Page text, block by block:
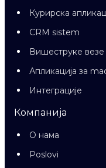
Курирска
CRM sistem
Вишеструке везе
Апликација за
Интеграције
Компанија
О нама
Poslovi